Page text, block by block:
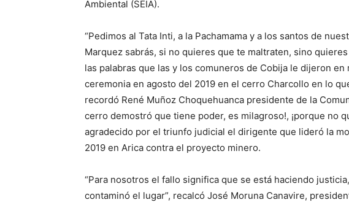
Ambiental (SEIA).
“Pedimos al Tata Inti, a la Pachamama y a los santos de
Marquez sabrás, si no quieres que te maltraten, sino
las palabras que las y los comuneros de Cobija le dijeron
ceremonia en agosto del 2019 en el cerro Charcollo en lo
recordó René Muñoz Choquehuanca presidente de la
cerro demostró que tiene poder, es milagroso!, ¡porque no
agradecido por el triunfo judicial el dirigente que lideró la
2019 en Arica contra el proyecto minero.
“Para nosotros el fallo significa que se está haciendo
contaminó el lugar”, recalcó José Moruna Canavire,